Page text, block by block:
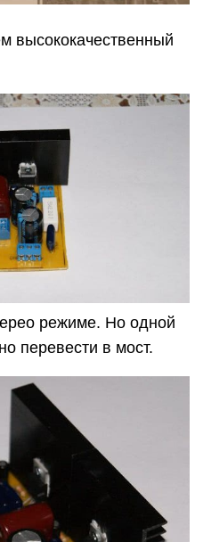
высококачественный
режиме. Но одной
перевести в мост.